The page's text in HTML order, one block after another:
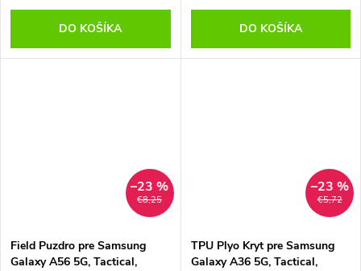
DO KOŠÍKA DO KOŠÍKA
€8,25
–23 %
Field Puzdro pre Samsung
Galaxy A56 5G, Tactical,
€5,72
–23 %
TPU Plyo Kryt pre Samsung
Galaxy A36 5G, Tactical,